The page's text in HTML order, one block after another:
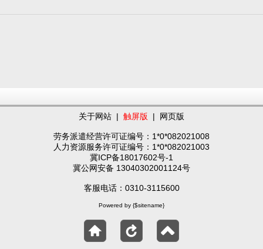
关于网站 | 触屏版 | 网页版
劳务派遣经营许可证编号：1*0*082021008
人力资源服务许可证编号：1*0*082021003
冀ICP备18017602号-1
冀公网安备 13040302001124号
客服电话：0310-3115600
Powered by {$sitename}